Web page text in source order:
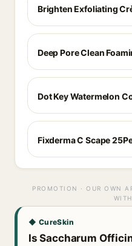
Brighten Exfoliating
Deep Pore Clean
Dot Key Watermelon
Fixderma C Scape
PROMOTION · OUR OWN
◆ CureSkin
Is Saccharum